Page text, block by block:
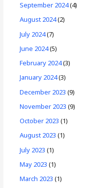
September 2024(4)
August 2024(2)
July 2024(7)
June 2024(5)
February 2024(3)
January 2024(3)
December 2023 (9)
November 2023 (9)
October 2023 (1)
August 2023 (1)
July 2023 (1)
May 2023 (1)
March 2023 (1)